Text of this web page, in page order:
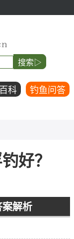
搜索▷
百科
钓鱼问答
好？
案解析